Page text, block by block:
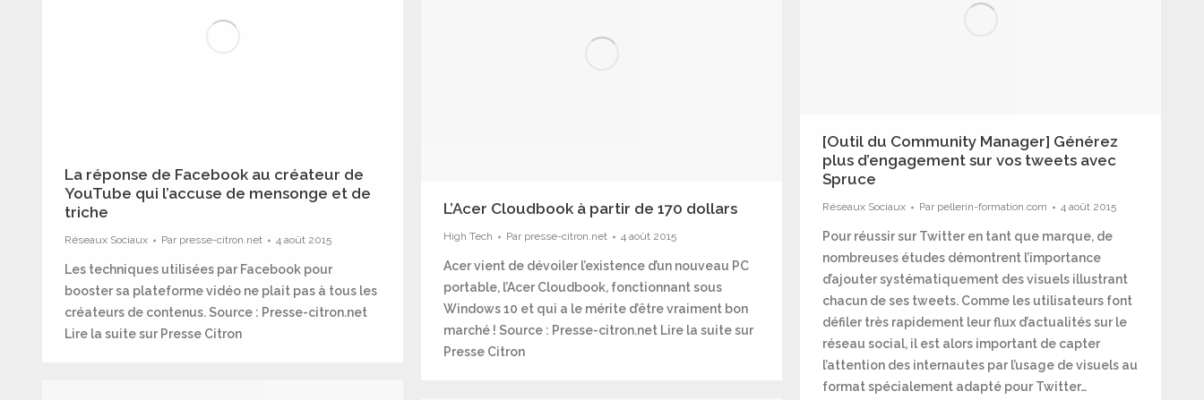
La réponse de Facebook au créateur de
YouTube qui l’accuse de mensonge et de
triche
Réseaux Sociaux Par presse-citron.net 4 août 2015
Les techniques utilisées par Facebook pour
booster sa plateforme vidéo ne plait pas à tous les
créateurs de contenus. Source : Presse-citron.net
Lire la suite sur Presse Citron
L’Acer Cloudbook à partir de 170 dollars
High Tech Par presse-citron.net 4 août 2015
Acer vient de dévoiler l’existence d’un nouveau PC
portable, l’Acer Cloudbook, fonctionnant sous
Windows 10 et qui a le mérite d’être vraiment bon
marché ! Source : Presse-citron.net Lire la suite sur
Presse Citron
[Outil du Community Manager] Générez
plus d’engagement sur vos tweets avec
Spruce
Réseaux Sociaux Par pellerin-formation.com 4 août 2015
Pour réussir sur Twitter en tant que marque, de
nombreuses études démontrent l’importance
d’ajouter systématiquement des visuels illustrant
chacun de ses tweets. Comme les utilisateurs font
défiler très rapidement leur flux d’actualités sur le
réseau social, il est alors important de capter
l’attention des internautes par l’usage de visuels au
format spécialement adapté pour Twitter…